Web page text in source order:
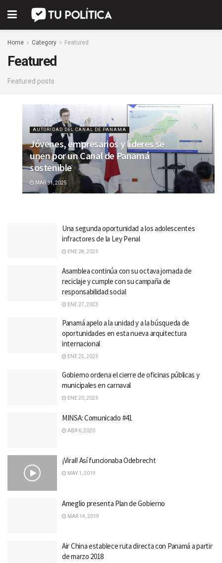
Home Category Featured
Featured
Featured posts
AUTORIDAD DEL CANAL DE PANAMA
Jóvenes, empresarios y líderes se
unen por un Canal de Panamá
sostenible
MAR 31, 2025
Una segunda oportunidad a los adolescentes
infractores de la Ley Penal
ENE 28, 2023
Asamblea continúa con su octava jornada de
reciclaje y cumple con su campaña de
responsabilidad social
ENE 27, 2023
Panamá apelo a la unidad y a la búsqueda de
oportunidades en esta nueva arquitectura
internacional
ENE 25, 2023
Gobierno ordena el cierre de oficinas públicas y
municipales en carnaval
ENE 20, 2023
MINSA: Comunicado #41
ABR 6, 2020
¡Viral! Así funcionaba Odebrecht
MAY 1, 2019
Ameglio presenta Plan de Gobierno
MAR 14, 2019
Air China establece ruta directa con Panamá a partir
de marzo 2018